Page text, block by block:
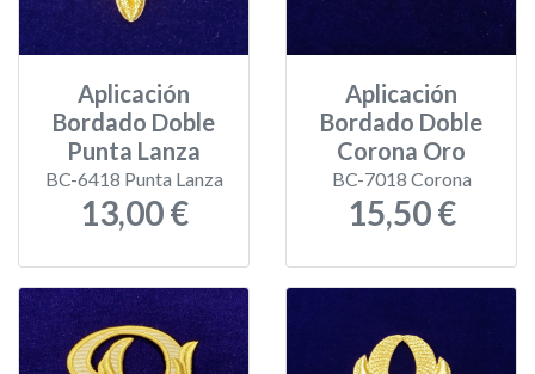
Aplicación
Bordado Doble
Punta Lanza
BC-6418 Punta Lanza
13,00 €
Aplicación
Bordado Doble
Corona Oro
BC-7018 Corona
15,50 €